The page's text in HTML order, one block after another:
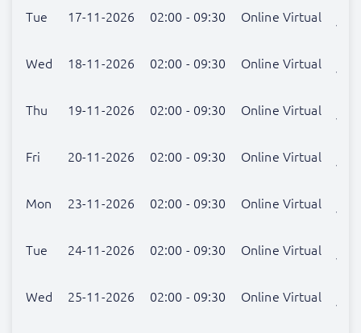
Tue 17-11-2026 02:00 - 09:30 Online Virtual
Wed 18-11-2026 02:00 - 09:30 Online Virtual
Thu 19-11-2026 02:00 - 09:30 Online Virtual
Fri 20-11-2026 02:00 - 09:30 Online Virtual
Mon 23-11-2026 02:00 - 09:30 Online Virtual
Tue 24-11-2026 02:00 - 09:30 Online Virtual
Wed 25-11-2026 02:00 - 09:30 Online Virtual